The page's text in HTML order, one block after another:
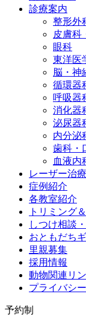
診療案内
整形外
皮膚科
眼科
東洋医
脳・神
循環器
呼吸器
消化器
泌尿器
内分泌
歯科・
血液内
レーザー治療
症例紹介
各教室紹介
トリミング
しつけ相談
おともだち
里親募集
採用情報
動物関連リ
プライバシ
予約制